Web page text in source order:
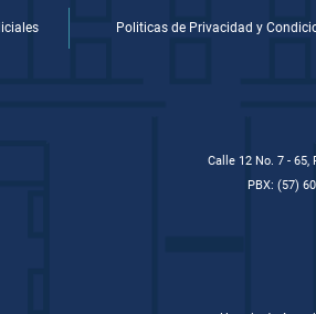
Politicas de Privacidad y
Calle 12 No. 7 -
PBX: (57)